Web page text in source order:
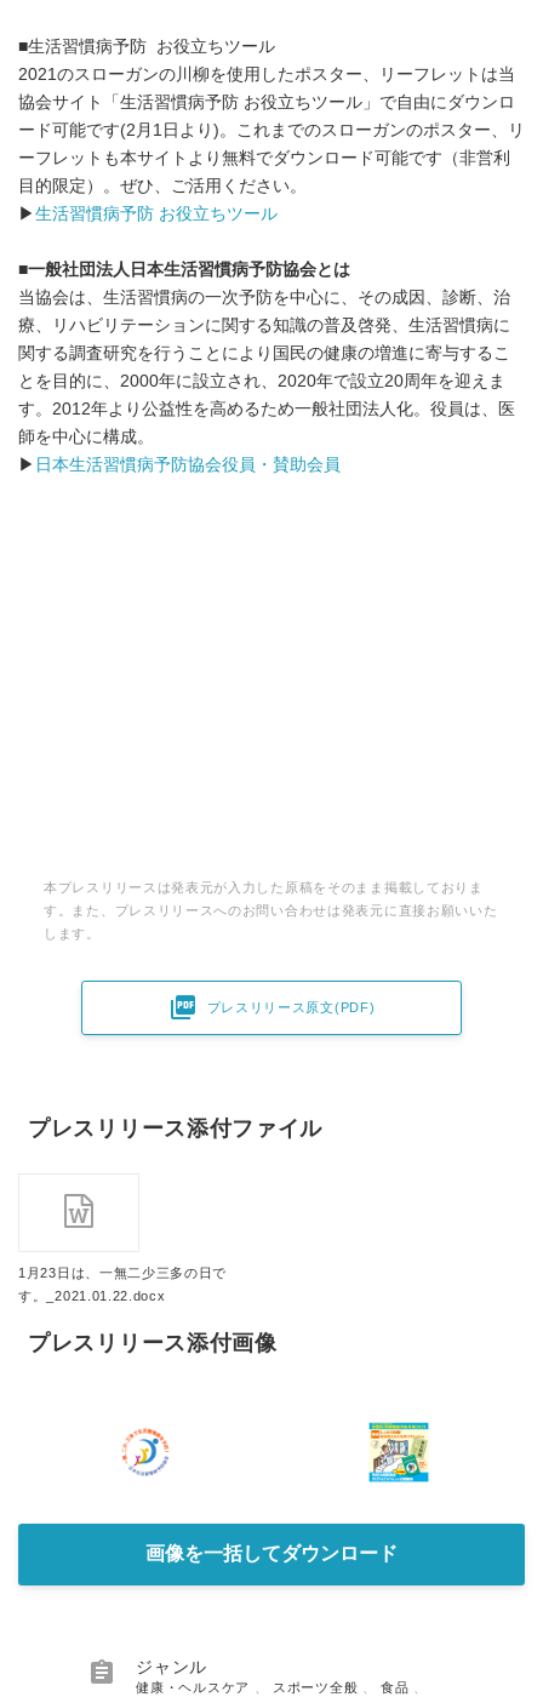
■生活習慣病予防 お役立ちツール
2021のスローガンの川柳を使用したポスター、リーフレットは当
協会サイト「生活習慣病予防 お役立ちツール」で自由にダウンロ
ード可能です(2月1日より)。これまでのスローガンのポスター、リ
ーフレットも本サイトより無料でダウンロード可能です（非営利
目的限定）。ぜひ、ご活用ください。
▶ 生活習慣病予防 お役立ちツール
■一般社団法人日本生活習慣病予防協会とは
当協会は、生活習慣病の一次予防を中心に、その成因、診断、治
療、リハビリテーションに関する知識の普及啓発、生活習慣病に
関する調査研究を行うことにより国民の健康の増進に寄与するこ
とを目的に、2000年に設立され、2020年で設立20周年を迎えま
す。2012年より公益性を高めるため一般社団法人化。役員は、医
師を中心に構成。
▶ 日本生活習慣病予防協会役員・賛助会員
本プレスリリースは発表元が入力した原稿をそのまま掲載しておりま
す。また、プレスリリースへのお問い合わせは発表元に直接お願いいた
します。
 プレスリリース原文(PDF)
プレスリリース添付ファイル
1月23日は、一無二少三多の日で
す。_2021.01.22.docx
プレスリリース添付画像
画像を一括してダウンロード
 ジャンル
健康・ヘルスケア スポーツ全般 、食品